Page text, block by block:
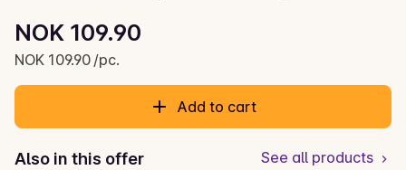
Current price is: NOK 109.90
NOK 109.90
NOK 109.90 /pc.
Unit price: NOK 109.90 /pc.
Add to cart
Also in this offer See all products